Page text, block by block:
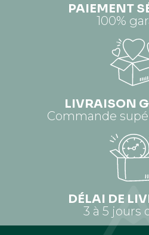
PAIEMENT
100%
LIVRAISON
Commande
DÉLAI DE
3 à 5 jours